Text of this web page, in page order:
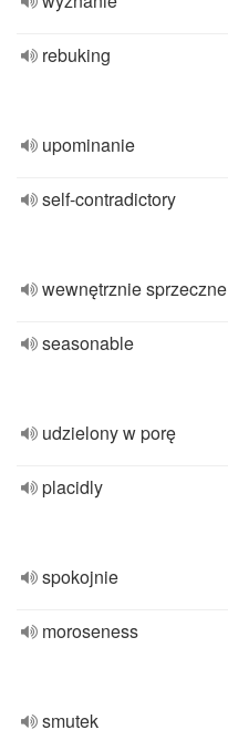
rebuking
upominanie
self-contradictory
wewnętrznie sprzeczne
seasonable
udzielony w porę
placidly
spokojnie
moroseness
smutek